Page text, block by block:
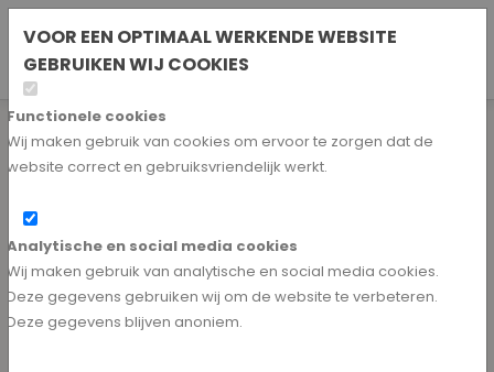
ACCOUNT AANVRAGEN
Duits
Wachtwoord vergeten
We sturen dan binnen enkele minuten een e-mail
waarmee een nieuw wachtwoord kan worden
aangemaakt.
VOOR EEN OPTIMAAL WERKENDE WEBSITE
GEBRUIKEN WIJ COOKIES
Functionele cookies
Wij maken gebruik van cookies om ervoor te zorgen dat de
website correct en gebruiksvriendelijk werkt.
Analytische en social media cookies
Wij maken gebruik van analytische en social media cookies.
Deze gegevens gebruiken wij om de website te verbeteren.
Deze gegevens blijven anoniem.